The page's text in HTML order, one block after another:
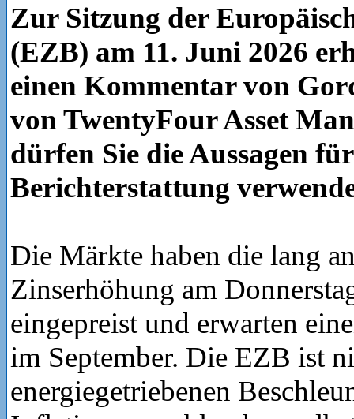
Zur Sitzung der
(EZB) am 11. Juni 2026
einen Kommentar von
von TwentyFour Asset
dürfen Sie die Aussagen
Berichterstattung
Die Märkte haben die lang
Zinserhöhung am
eingepreist und erwarten
im September. Die EZB ist
energiegetriebenen